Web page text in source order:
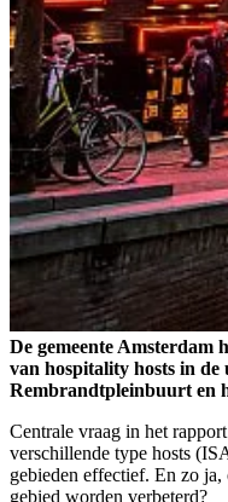
De gemeente Amsterdam
van hospitality hosts in de
Rembrandtpleinbuurt en
Centrale vraag in het
verschillende type hosts
gebieden effectief. En zo
gebied worden verbeterd?